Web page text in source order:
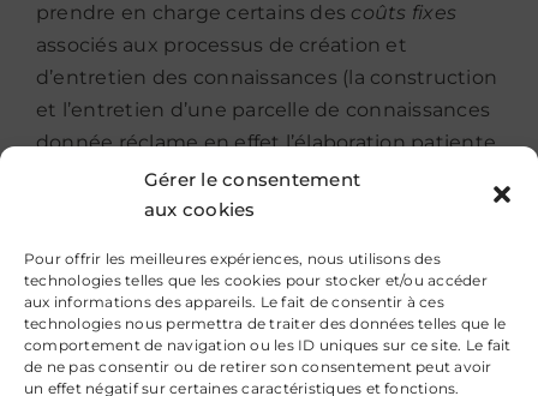
Gérer le consentement
aux cookies
Pour offrir les meilleures expériences, nous utilisons des
technologies telles que les cookies pour stocker et/ou accéder
aux informations des appareils. Le fait de consentir à ces
technologies nous permettra de traiter des données telles que le
comportement de navigation ou les ID uniques sur ce site. Le fait
de ne pas consentir ou de retirer son consentement peut avoir
un effet négatif sur certaines caractéristiques et fonctions.
prendre en charge certains des coûts fixes
associés aux processus de création et
d’entretien des connaissances (la construction
et l’entretien d’une parcelle de connaissances
donnée réclame en effet l’élaboration patiente
et coûteuse de modèles, grammaire, langages,
codes ou règles spécifiques). Or, de ce point de
travers l’engagement volontaire et « gratuit »
de leurs membres, l’avantage potentiel de
pouvoir engendrer et consolider à faible coût
des parcelles de connaissances spécialisées.